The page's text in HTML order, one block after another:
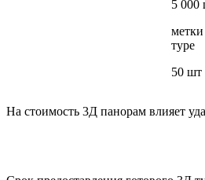
5 000
туре
50 шт
На стоимость 3Д панорам влияет